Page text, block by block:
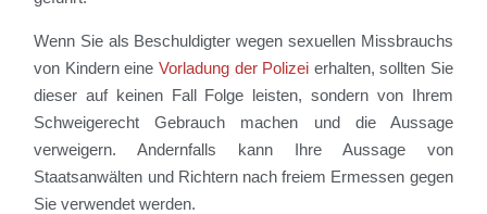
Wenn Sie als Beschuldigter wegen sexuellen Missbrauchs
von Kindern eine Vorladung der Polizei erhalten, sollten Sie
dieser auf keinen Fall Folge leisten, sondern von Ihrem
Schweigerecht Gebrauch machen und die Aussage
verweigern. Andernfalls kann Ihre Aussage von
Staatsanwälten und Richtern nach freiem Ermessen gegen
Sie verwendet werden.